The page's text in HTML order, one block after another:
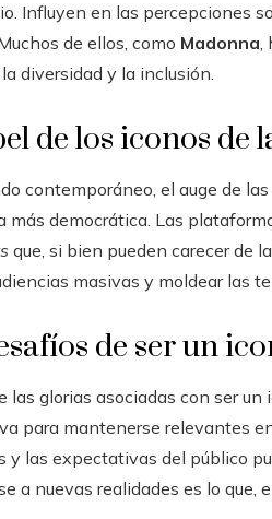
Influyen en las percepciones
de ellos, como Madonna,
diversidad y la inclusión.
de los iconos de
contemporáneo, el auge de
más democrática. Las
que, si bien pueden carecer de
masivas y moldear las
de ser un
las glorias asociadas con ser
para mantenerse relevantes
y las expectativas del público
a nuevas realidades es lo